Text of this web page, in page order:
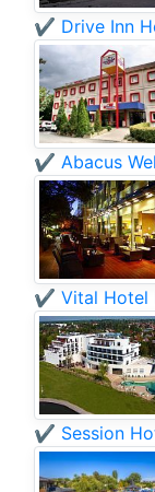
✔️ Drive Inn
✔️ Abacus
✔️ Vital Hotel
✔️ Session